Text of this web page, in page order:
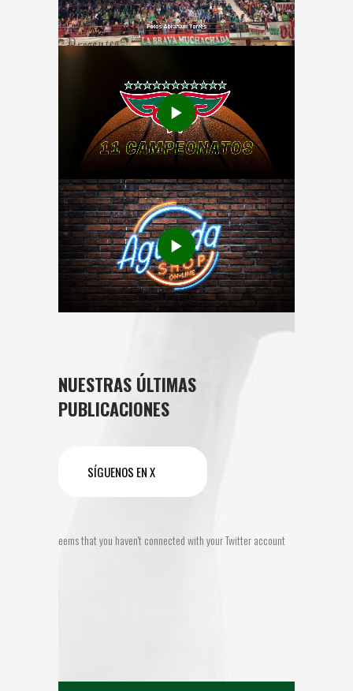
NUESTRAS ÚLTIMAS
PUBLICACIONES
SÍGUENOS EN X
It seems that you haven't connected with your Twitter account